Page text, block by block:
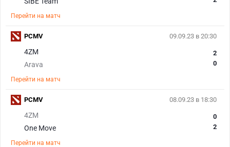
Перейти на матч
09.09.23 в 20:30
4ZM
Arava
2
0
Перейти на матч
PCMV
08.09.23 в 18:30
4ZM
One Move
0
2
Перейти на матч
PCMV